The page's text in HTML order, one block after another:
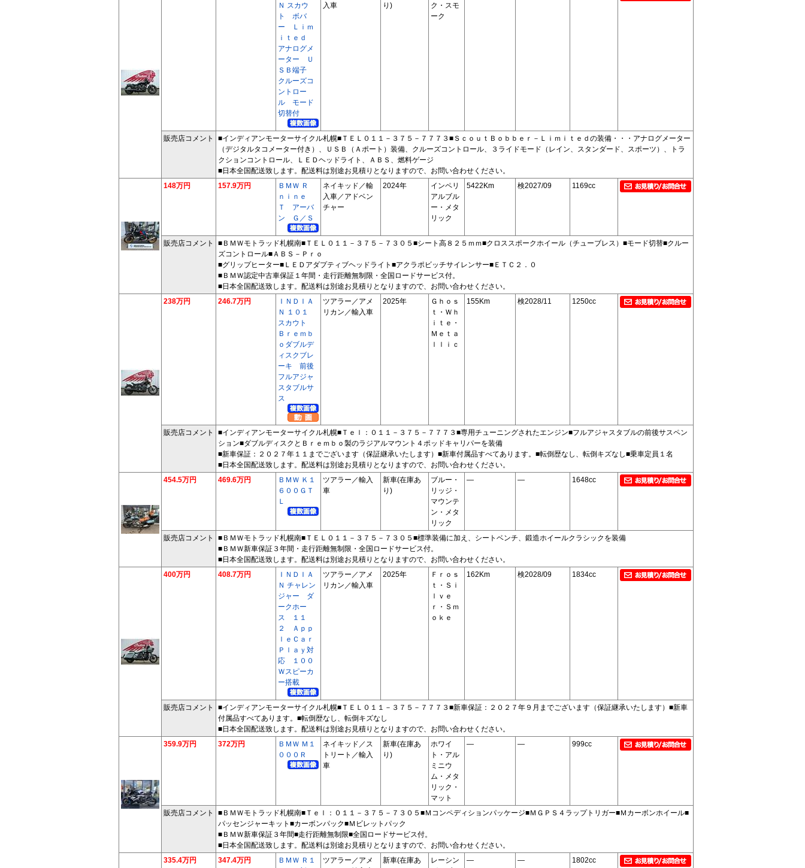
Ｎ スカウ
ト ボバ
ー Ｌｉｍ
ｉｔｅｄ
アナログメ
ーター Ｕ
ＳＢ端子
クルーズコ
ントロー
ル モード
切替付
入車
り)
ク・スモ
ーク
販売店コメント
■インディアンモーターサイクル札幌■ＴＥＬ０１１－３７５－７７７３■ＳｃｏｕｔＢｏｂｂｅｒ－Ｌｉｍｉｔｅｄの装備・・・アナログメーター
（デジタルタコメーター付き）、ＵＳＢ（Ａポート）装備、クルーズコントロール、３ライドモード（レイン、スタンダード、スポーツ）、トラ
クションコントロール、ＬＥＤヘッドライト、ＡＢＳ、燃料ゲージ
■日本全国配送致します。配送料は別途お見積りとなりますので、お問い合わせください。
148万円
157.9万円
ＢＭＷ Ｒ
ｎｉｎｅ
Ｔ アーバ
ン Ｇ／Ｓ
ネイキッド／輸
入車／アドベン
チャー
2024年
インペリ
アルブル
ー・メタ
リック
5422Km 検2027/09 1169cc
販売店コメント
■ＢＭＷモトラッド札幌南■ＴＥＬ０１１－３７５－７３０５■シート高８２５ｍｍ■クロススポークホイール（チューブレス）■モード切替■クルー
ズコントロール■ＡＢＳ－Ｐｒｏ
■グリップヒーター■ＬＥＤアダプティブヘッドライト■アクラポビッチサイレンサー■ＥＴＣ２．０
■ＢＭＷ認定中古車保証１年間・走行距離無制限・全国ロードサービス付。
■日本全国配送致します。配送料は別途お見積りとなりますので、お問い合わせください。
238万円
246.7万円
ＩＮＤＩＡ
Ｎ １０１
スカウト
Ｂｒｅｍｂ
ｏダブルデ
ィスクブレ
ーキ 前後
フルアジャ
スタブルサ
ス
ツアラー／アメ
リカン／輸入車
2025年
Ｇｈｏｓ
ｔ・Ｗｈ
ｉｔｅ・
Ｍｅｔａ
ｌｌｉｃ
155Km 検2028/11 1250cc
販売店コメント
■インディアンモーターサイクル札幌■Ｔｅｌ：０１１－３７５－７７７３■専用チューニングされたエンジン■フルアジャスタブルの前後サスペン
ション■ダブルディスクとＢｒｅｍｂｏ製のラジアルマウント４ポッドキャリパーを装備
■新車保証：２０２７年１１までございます（保証継承いたします）■新車付属品すべてあります。■転倒歴なし、転倒キズなし■乗車定員１名
■日本全国配送致します。配送料は別途お見積りとなりますので、お問い合わせください。
454.5万円
469.6万円
ＢＭＷ Ｋ１
６００ＧＴ
Ｌ
ツアラー／輸入
車
新車(在庫あ
り)
ブルー・
リッジ・
マウンテ
ン・メタ
リック
― ― 1648cc
販売店コメント
■ＢＭＷモトラッド札幌南■ＴＥＬ０１１－３７５－７３０５■標準装備に加え、シートベンチ、鍛造ホイールクラシックを装備
■ＢＭＷ新車保証３年間・走行距離無制限・全国ロードサービス付。
■日本全国配送致します。配送料は別途お見積りとなりますので、お問い合わせください。
400万円
408.7万円
ＩＮＤＩＡ
Ｎ チャレン
ジャー ダ
ークホー
ス １１
２ Ａｐｐ
ｌｅＣａｒ
Ｐｌａｙ対
応 １００
Ｗスピーカ
ー搭載
ツアラー／アメ
リカン／輸入車
2025年
Ｆｒｏｓ
ｔ・Ｓｉ
ｌｖｅ
ｒ・Ｓｍ
ｏｋｅ
162Km 検2028/09 1834cc
販売店コメント
■インディアンモーターサイクル札幌■ＴＥＬ０１１－３７５－７７７３■新車保証：２０２７年９月までございます（保証継承いたします）■新車
付属品すべてあります。■転倒歴なし、転倒キズなし
■日本全国配送致します。配送料は別途お見積りとなりますので、お問い合わせください。
359.9万円
372万円
ＢＭＷ Ｍ１
０００Ｒ
ネイキッド／ス
トリート／輸入
車
新車(在庫あ
り)
ホワイ
ト・アル
ミニウ
ム・メタ
リック・
マット
― ― 999cc
販売店コメント
■ＢＭＷモトラッド札幌南■Ｔｅｌ：０１１－３７５－７３０５■Ｍコンペディションパッケージ■ＭＧＰＳ４ラップトリガー■Ｍカーボンホイール■
パッセンジャーキット■カーボンパック■Ｍビレットパック
■ＢＭＷ新車保証３年間■走行距離無制限■全国ロードサービス付。
■日本全国配送致します。配送料は別途お見積りとなりますので、お問い合わせください。
335.4万円
347.4万円
ＢＭＷ Ｒ１
ツアラー／アメ
新車(在庫あ
レーシン
― ― 1802cc